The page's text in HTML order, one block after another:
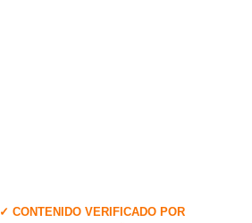
✓ CONTENIDO VERIFICADO POR